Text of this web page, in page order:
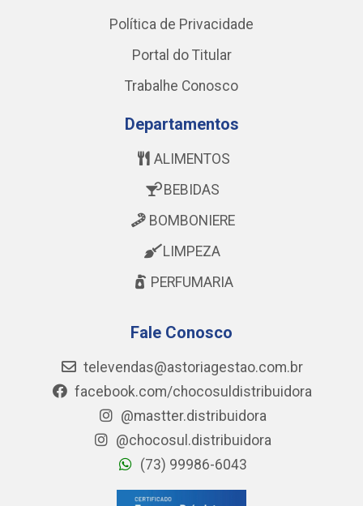
Política de Privacidade
Portal do Titular
Trabalhe Conosco
Departamentos
ALIMENTOS
BEBIDAS
BOMBONIERE
LIMPEZA
PERFUMARIA
Fale Conosco
televendas@astoriagestao.com.br
facebook.com/chocosuldistribuidora
@mastter.distribuidora
@chocosul.distribuidora
(73) 99986-6043